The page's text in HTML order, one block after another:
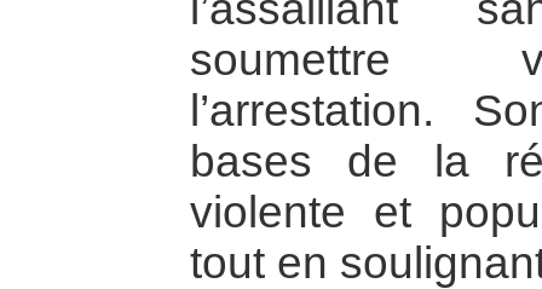
soumettre
l’arrestation.
bases de la
violente et
tout en